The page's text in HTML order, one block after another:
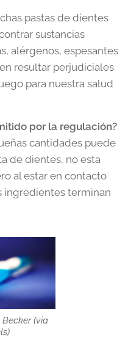
pastas de dientes
sustancias
alérgenos, espesantes
resultar perjudiciales
para nuestra salud
por la regulación?
cantidades puede
de dientes, no esta
al estar en contacto
ingredientes terminan
(via